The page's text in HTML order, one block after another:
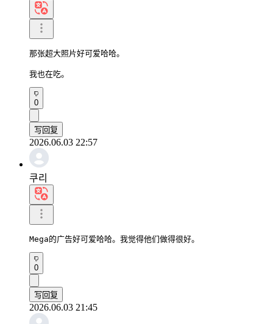
那张超大照片好可爱哈哈。
我也在吃。
0
写回复
2026.06.03 22:57
쿠리
Mega的广告好可爱哈哈。我觉得他们做得很好。
0
写回复
2026.06.03 21:45